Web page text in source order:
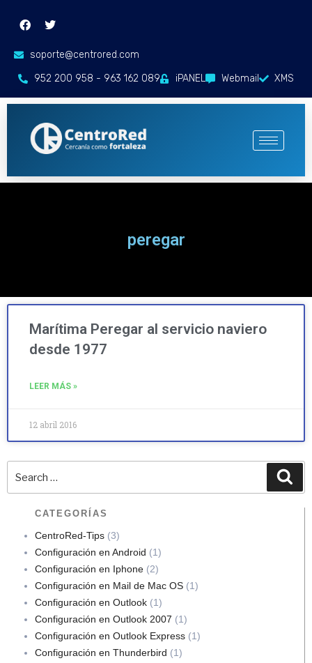
soporte@centrored.com
952 200 958 - 963 162 089
iPANEL Webmail XMS
peregar
Marítima Peregar al servicio naviero
desde 1977
LEER MÁS »
12 abril 2016
CATEGORÍAS
CentroRed-Tips (3)
Configuración en Android (1)
Configuración en Iphone (2)
Configuración en Mail de Mac OS (1)
Configuración en Outlook (1)
Configuración en Outlook 2007 (1)
Configuración en Outlook Express (1)
Configuración en Thunderbird (1)